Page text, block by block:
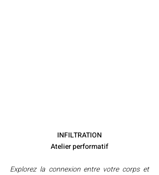
INFILTRATION
Atelier performatif
Explorez la connexion entre votre corps et